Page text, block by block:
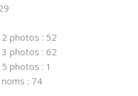
photos : 52
photos : 62
photos : 1
: 74